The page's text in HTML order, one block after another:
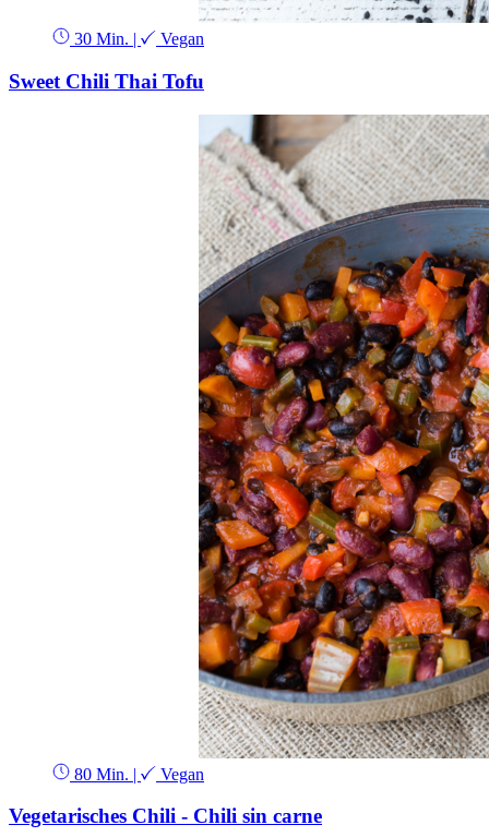
30 Min. | Vegan
Sweet Chili Thai Tofu
80 Min. | Vegan
Vegetarisches Chili - Chili sin carne